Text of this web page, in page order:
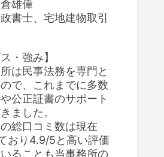
雄偉
書士、宅地建物取引
・強み】
は民事法務を専門と
で、これまでに多数
公正証書のサポート
ました。
総口コミ数は現在
おり4.9/5と高い評価
ることも当事務所の